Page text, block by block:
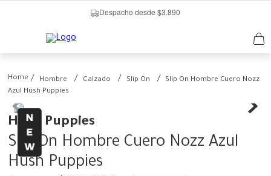
Despacho desde $3.890
Hombre Calzado Slip On
Slip On Hombre Cuero Nozz
Azul Hush Puppies
Hush Puppies
Slip On Hombre Cuero Nozz Azul
Hush Puppies